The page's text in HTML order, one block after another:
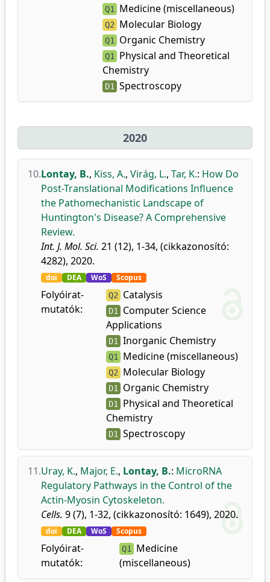
Q1 Medicine (miscellaneous)
Q2 Molecular Biology
Q1 Organic Chemistry
Q1
Physical and Theoretical
Chemistry
D1 Spectroscopy
2020
10.Lontay, B., Kiss, A., Virág, L., Tar, K.: How Do
Post-Translational Modifications Influence
the Pathomechanistic Landscape of
Huntington's Disease? A Comprehensive
Review.
Int. J. Mol. Sci. 21 (12), 1-34, (cikkazonosító:
4282), 2020.
doi DEA WoS Scopus
Folyóirat-
mutatók:
Q2 Catalysis
D1
Computer Science
Applications
D1 Inorganic Chemistry
Q1 Medicine (miscellaneous)
Q2 Molecular Biology
D1 Organic Chemistry
D1
Physical and Theoretical
Chemistry
D1 Spectroscopy
11.Uray, K., Major, E., Lontay, B.: MicroRNA
Regulatory Pathways in the Control of the
Actin-Myosin Cytoskeleton.
Cells. 9 (7), 1-32, (cikkazonosító: 1649), 2020.
doi DEA WoS Scopus
Folyóirat-
mutatók:
Q1
Medicine
(miscellaneous)